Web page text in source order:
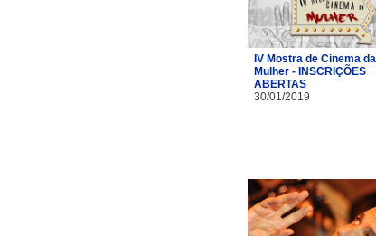
IV Mostra de Cinema da
Mulher - INSCRIÇÕES
ABERTAS
30/01/2019